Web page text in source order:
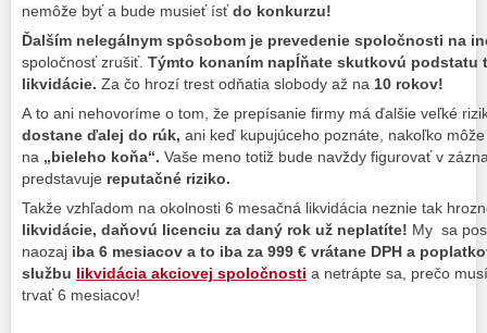
nemôže byť a bude musieť ísťdo konkurzu!
Ďalším nelegálnym spôsobom je prevedenie spoločnosti na
spoločnosť zrušiť. Týmto konaním napĺňate skutkovú podstatu
likvidácie. Za čo hrozí trest odňatia slobody až na 10 rokov!
A to ani nehovoríme o tom, že prepísanie firmy má ďalšie veľké
dostane ďalej do rúk, ani keď kupujúceho poznáte, nakoľko
na „bieleho koňa“. Vaše meno totiž bude navždy figurovať v
predstavuje reputačné riziko.
Takže vzhľadom na okolnosti 6 mesačná likvidácia neznie tak
likvidácie, daňovú licenciu za daný rok už neplatíte! My sa
naozaj iba 6 mesiacov a to iba za 999 € vrátane DPH a
službu likvidácia akciovej spoločnosti a netrápte sa, prečo
trvať 6 mesiacov!